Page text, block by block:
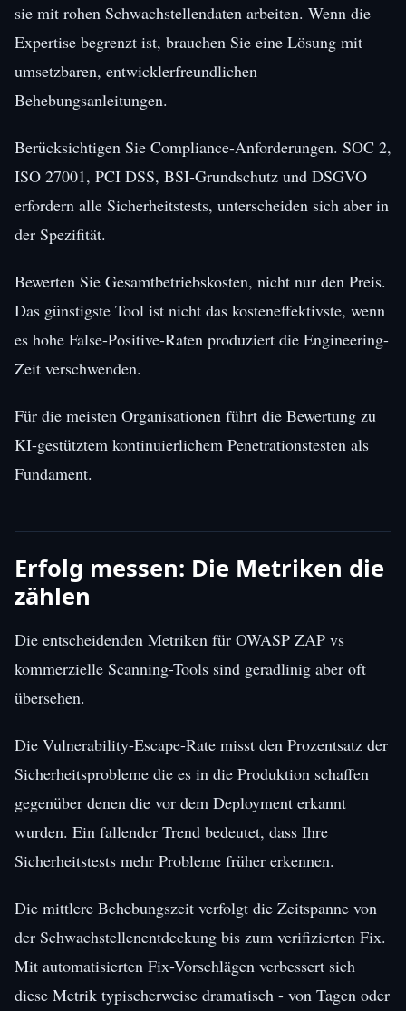
sie mit rohen Schwachstellendaten arbeiten. Wenn die
Expertise begrenzt ist, brauchen Sie eine Lösung mit
umsetzbaren, entwicklerfreundlichen
Behebungsanleitungen.
Berücksichtigen Sie Compliance-Anforderungen. SOC 2,
ISO 27001, PCI DSS, BSI-Grundschutz und DSGVO
erfordern alle Sicherheitstests, unterscheiden sich aber in
der Spezifität.
Bewerten Sie Gesamtbetriebskosten, nicht nur den Preis.
Das günstigste Tool ist nicht das kosteneffektivste, wenn
es hohe False-Positive-Raten produziert die Engineering-
Zeit verschwenden.
Für die meisten Organisationen führt die Bewertung zu
KI-gestütztem kontinuierlichem Penetrationstesten als
Fundament.
Erfolg messen: Die Metriken die
zählen
Die entscheidenden Metriken für OWASP ZAP vs
kommerzielle Scanning-Tools sind geradlinig aber oft
übersehen.
Die Vulnerability-Escape-Rate misst den Prozentsatz der
Sicherheitsprobleme die es in die Produktion schaffen
gegenüber denen die vor dem Deployment erkannt
wurden. Ein fallender Trend bedeutet, dass Ihre
Sicherheitstests mehr Probleme früher erkennen.
Die mittlere Behebungszeit verfolgt die Zeitspanne von
der Schwachstellenentdeckung bis zum verifizierten Fix.
Mit automatisierten Fix-Vorschlägen verbessert sich
diese Metrik typischerweise dramatisch - von Tagen oder